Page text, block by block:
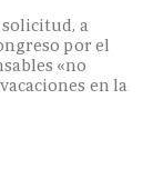
a
por el
«no
en la